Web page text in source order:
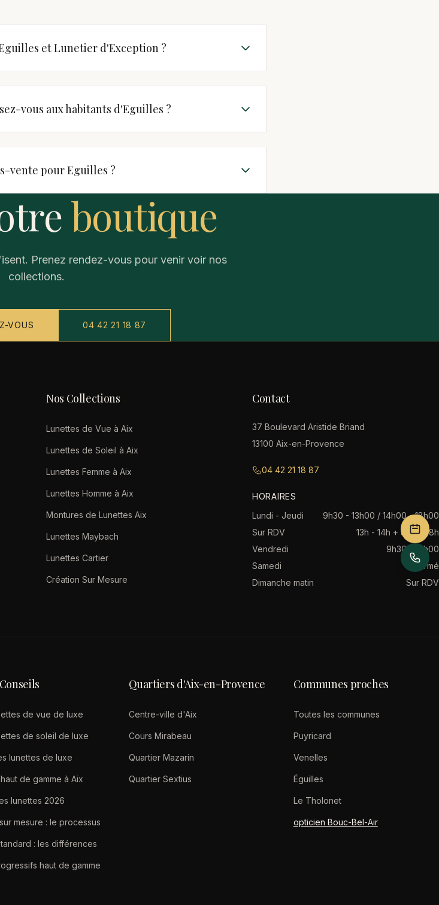
et Lunetier d'Exception ?
vous aux habitants d'Eguilles ?
vente pour Eguilles ?
boutique
Prenez rendez-vous pour venir voir nos
collections.
VOUS 04 42 21 18 87
Nos Collections
Lunettes de Vue à Aix
Lunettes de Soleil à Aix
Lunettes Femme à Aix
Lunettes Homme à Aix
Montures de Lunettes Aix
Lunettes Maybach
Lunettes Cartier
Création Sur Mesure
Contact
37 Boulevard Aristide Briand
13100 Aix-en-Provence
04 42 21 18 87
HORAIRES
Lundi - Jeudi
9h30 - 13h00 / 14h00 - 18h00
Sur RDV
13h - 14h + après 18h
Vendredi
9h30 - 17h00
Samedi
Fermé
Dimanche matin
Sur RDV
de vue de luxe
de soleil de luxe
lunettes de luxe
de gamme à Aix
lunettes 2026
mesure : le processus
: les différences
haut de gamme
Quartiers d'Aix-en-Provence
Centre-ville d'Aix
Cours Mirabeau
Quartier Mazarin
Quartier Sextius
Communes proches
Toutes les communes
Puyricard
Venelles
Éguilles
Le Tholonet
opticien Bouc-Bel-Air